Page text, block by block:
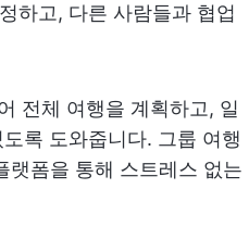
하고, 다른 사람들과 협업
전체 여행을 계획하고, 일
록 도와줍니다. 그룹 여행
랫폼을 통해 스트레스 없는